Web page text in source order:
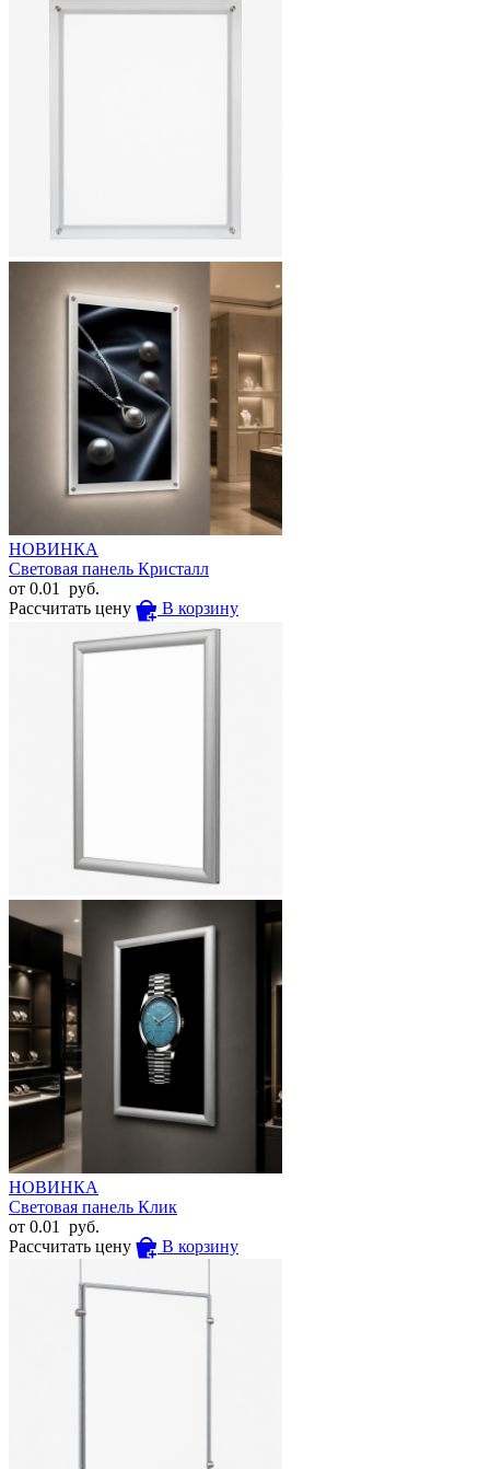
НОВИНКА
Световая панель Кристалл
от 0.01
руб.
Рассчитать цену
В корзину
НОВИНКА
Световая панель Клик
от 0.01
руб.
Рассчитать цену
В корзину